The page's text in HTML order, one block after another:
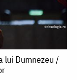
lui Dumnezeu /